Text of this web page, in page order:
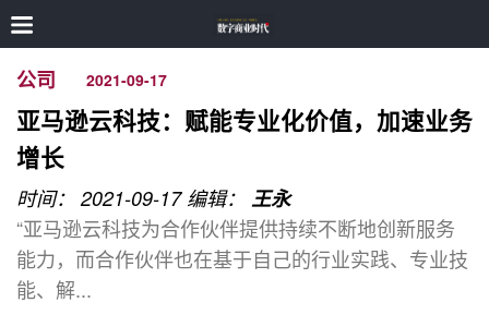
公司 2021-09-17
亚马逊云科技：赋能专业化价值，加速业务
增长
时间： 2021-09-17 编辑： 王永
“亚马逊云科技为合作伙伴提供持续不断地创新服务
能力，而合作伙伴也在基于自己的行业实践、专业技
能、解...